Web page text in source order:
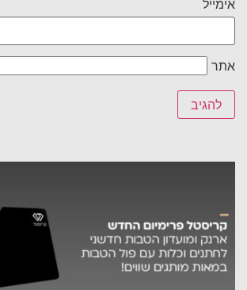
אימייל
אתר